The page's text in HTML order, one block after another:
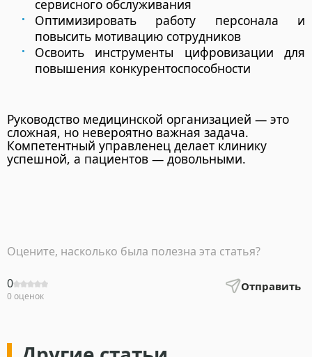
сервисного обслуживания
Оптимизировать работу персонала и
повысить мотивацию сотрудников
Освоить инструменты цифровизации для
повышения конкурентоспособности
Руководство медицинской организацией — это
сложная, но невероятно важная задача.
Компетентный управленец делает клинику
успешной, а пациентов — довольными.
Оцените, насколько была полезна эта статья?
0
0 оценок
Отправить